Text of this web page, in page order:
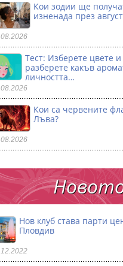
Кои зодии ще
изненада през август
Тест: Изберете цвете и
разберете какъв
личността…
Кои са червените
Лъва?
Нов клуб става парти
Пловдив